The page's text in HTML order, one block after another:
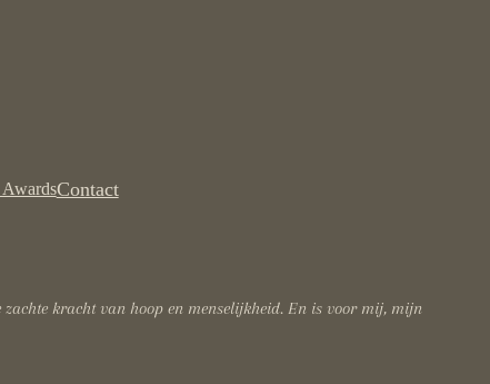
Contact
kracht van hoop en menselijkheid. En is voor mij, mijn